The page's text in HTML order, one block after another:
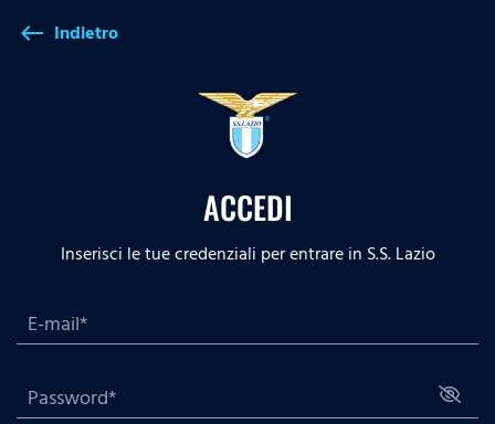
west Indietro
ACCEDI
Inserisci le tue credenziali per entrare in S.S. Lazio